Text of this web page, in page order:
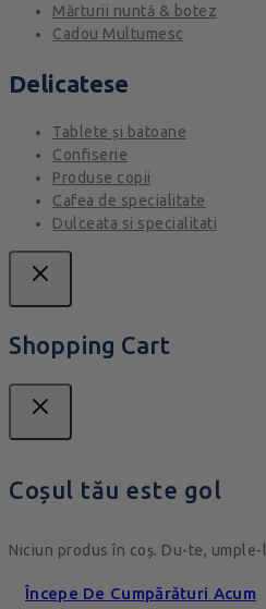
Mărturii nuntă & botez
Cadou Multumesc
Delicatese
Tablete și batoane
Confiserie
Produse copii
Cafea de specialitate
Dulceata si specialitati
Shopping Cart
Coșul tău este gol
Niciun produs în coș. Du-te,
Începe De Cumpărături Acum